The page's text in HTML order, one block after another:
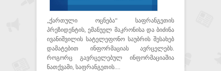
„ქართული ოცნება“ საფრანგეთის
პრეზიდენტის, ემანუელ მაკრონისა და ბიძინა
ივანიშვილის სატელეფონო საუბრის შესახებ
დამატებით ინფორმაციას ავრცელებს.
როგორც გავრცელებულ ინფორმაციაშია
ნათქვამი, საფრანგეთის....